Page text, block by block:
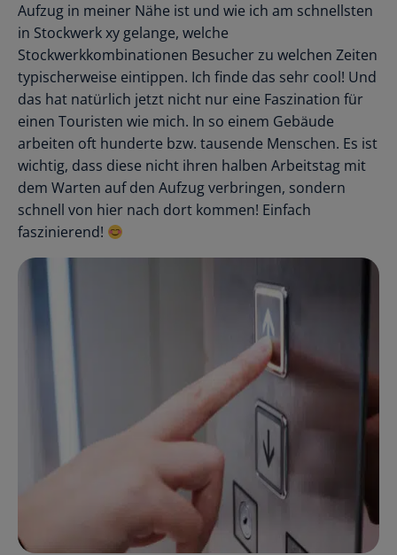
Aufzug in meiner Nähe ist und wie ich am schnellsten
in Stockwerk xy gelange, welche
Stockwerkkombinationen Besucher zu welchen Zeiten
typischerweise eintippen. Ich finde das sehr cool! Und
das hat natürlich jetzt nicht nur eine Faszination für
einen Touristen wie mich. In so einem Gebäude
arbeiten oft hunderte bzw. tausende Menschen. Es ist
wichtig, dass diese nicht ihren halben Arbeitstag mit
dem Warten auf den Aufzug verbringen, sondern
schnell von hier nach dort kommen! Einfach
faszinierend!